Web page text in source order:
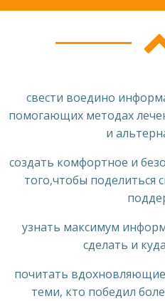
свести воедино
помогающих методах
и
создать комфортное и
того,чтобы поделиться
узнать максимум
сделать и
почитать
теми, кто победил